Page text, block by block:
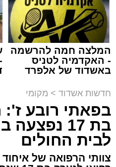
מערכת האתר / 00:41 09.08.26
במוצאי שבת קודש הגיע
על פטירתו של האברך
החסד הרב ידידיה רחמים
רבי שמעון יוחאי יפרח
שיעור בשיעור "אור
המלצה חמה להרשמה
- האקדמיה לטניס
באשדוד של אלפרד
חדשות אשדוד > מקומי
בפאתי רובע ז':
בת 17
לבית החולים
צוותי הרפואה של